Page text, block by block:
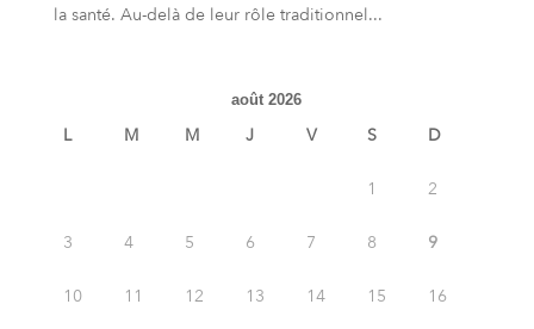
la santé. Au-delà de leur rôle traditionnel...
août 2026
L M M J V S D
1 2
3 4 5 6 7 8 9
10 11 12 13 14 15 16